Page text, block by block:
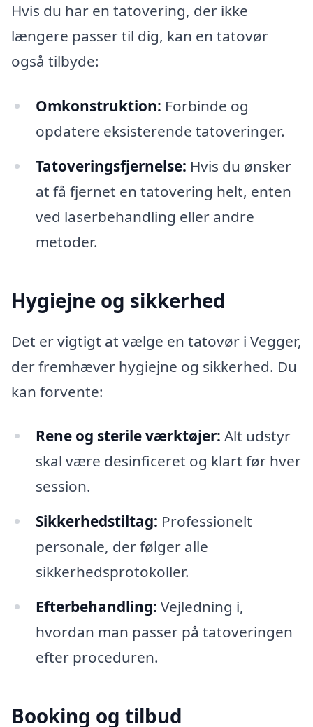
Hvis du har en tatovering, der ikke
længere passer til dig, kan en tatovør
også tilbyde:
Omkonstruktion: Forbinde og
opdatere eksisterende tatoveringer.
Tatoveringsfjernelse: Hvis du ønsker
at få fjernet en tatovering helt, enten
ved laserbehandling eller andre
metoder.
Hygiejne og sikkerhed
Det er vigtigt at vælge en tatovør i Vegger,
der fremhæver hygiejne og sikkerhed. Du
kan forvente:
Rene og sterile værktøjer: Alt udstyr
skal være desinficeret og klart før hver
session.
Sikkerhedstiltag: Professionelt
personale, der følger alle
sikkerhedsprotokoller.
Efterbehandling: Vejledning i,
hvordan man passer på tatoveringen
efter proceduren.
Booking og tilbud